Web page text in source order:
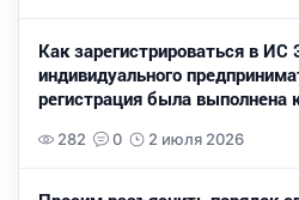
Как зарегистрироваться в ИС
индивидуального
регистрация была выполнена
282 0 2 июля 2026